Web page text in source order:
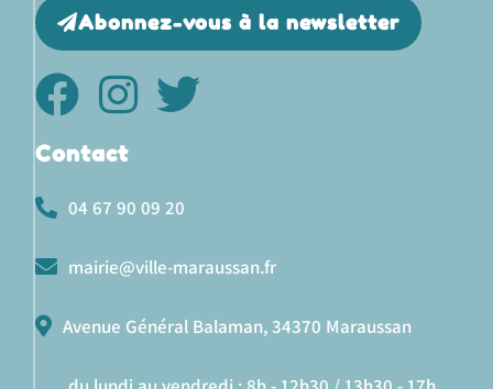
Abonnez-vous à la newsletter
Contact
04 67 90 09 20
mairie@ville-maraussan.fr
Avenue Général Balaman, 34370 Maraussan